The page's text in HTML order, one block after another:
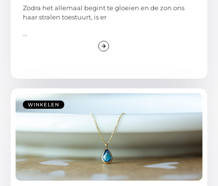
Zodra het allemaal begint te gloeien en de zon ons
haar stralen toestuurt, is er
...
WINKELEN